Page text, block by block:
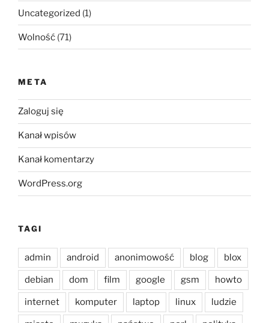
Uncategorized (1)
Wolność (71)
META
Zaloguj się
Kanał wpisów
Kanał komentarzy
WordPress.org
TAGI
admin android anonimowość blog blox
debian dom film google gsm howto
internet komputer laptop linux ludzie